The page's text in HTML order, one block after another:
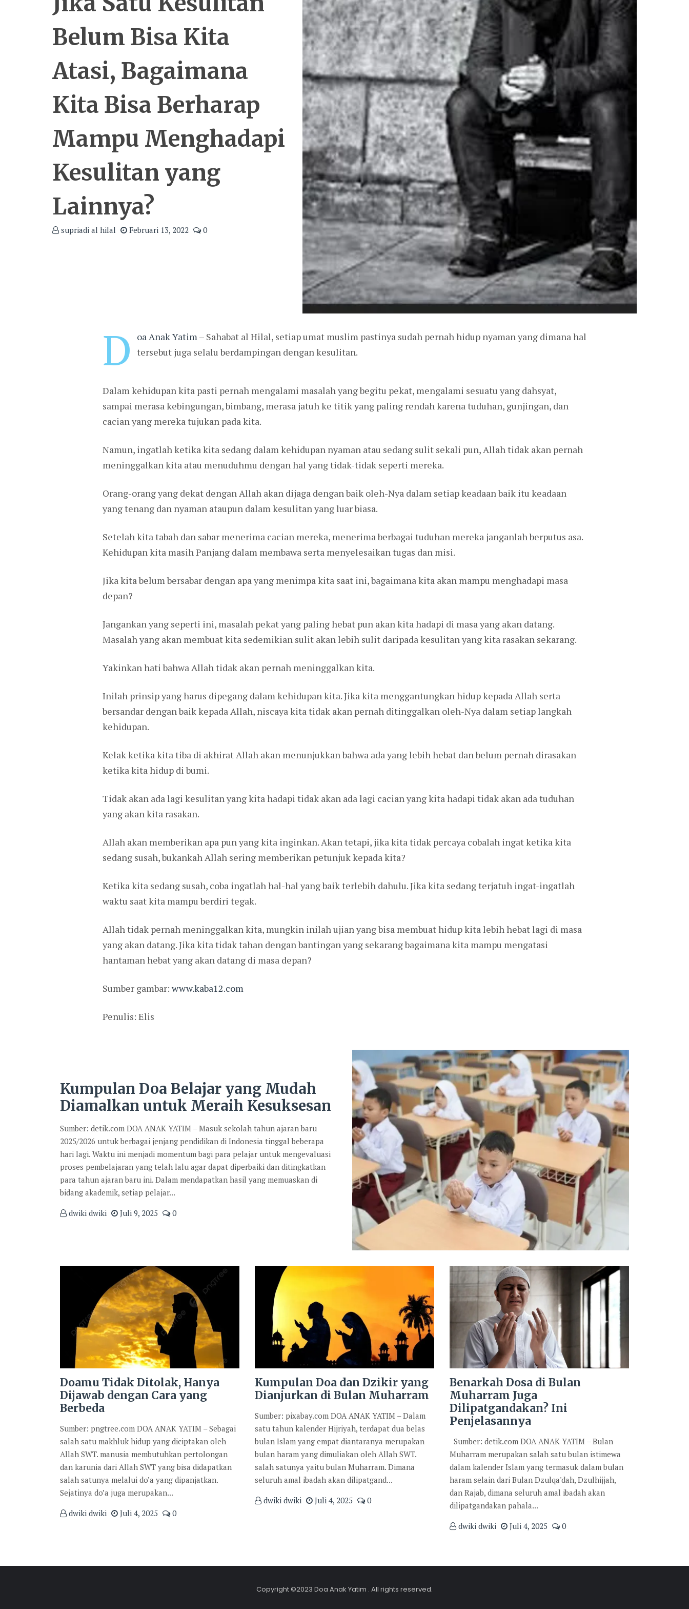
Belum Bisa Kita
Atasi, Bagaimana
Kita Bisa Berharap
Mampu Menghadapi
Kesulitan yang
Lainnya?
supriadi al hilal Februari 13, 2022 0
D oa Anak Yatim – Sahabat al Hilal, setiap umat muslim pastinya sudah pernah hidup nyaman yang dimana hal
tersebut juga selalu berdampingan dengan kesulitan.
Dalam kehidupan kita pasti pernah mengalami masalah yang begitu pekat, mengalami sesuatu yang dahsyat,
sampai merasa kebingungan, bimbang, merasa jatuh ke titik yang paling rendah karena tuduhan, gunjingan, dan
cacian yang mereka tujukan pada kita.
Namun, ingatlah ketika kita sedang dalam kehidupan nyaman atau sedang sulit sekali pun, Allah tidak akan pernah
meninggalkan kita atau menuduhmu dengan hal yang tidak-tidak seperti mereka.
Orang-orang yang dekat dengan Allah akan dijaga dengan baik oleh-Nya dalam setiap keadaan baik itu keadaan
yang tenang dan nyaman ataupun dalam kesulitan yang luar biasa.
Setelah kita tabah dan sabar menerima cacian mereka, menerima berbagai tuduhan mereka janganlah berputus asa.
Kehidupan kita masih Panjang dalam membawa serta menyelesaikan tugas dan misi.
Jika kita belum bersabar dengan apa yang menimpa kita saat ini, bagaimana kita akan mampu menghadapi masa
depan?
Jangankan yang seperti ini, masalah pekat yang paling hebat pun akan kita hadapi di masa yang akan datang.
Masalah yang akan membuat kita sedemikian sulit akan lebih sulit daripada kesulitan yang kita rasakan sekarang.
Yakinkan hati bahwa Allah tidak akan pernah meninggalkan kita.
Inilah prinsip yang harus dipegang dalam kehidupan kita. Jika kita menggantungkan hidup kepada Allah serta
bersandar dengan baik kepada Allah, niscaya kita tidak akan pernah ditinggalkan oleh-Nya dalam setiap langkah
kehidupan.
Kelak ketika kita tiba di akhirat Allah akan menunjukkan bahwa ada yang lebih hebat dan belum pernah dirasakan
ketika kita hidup di bumi.
Tidak akan ada lagi kesulitan yang kita hadapi tidak akan ada lagi cacian yang kita hadapi tidak akan ada tuduhan
yang akan kita rasakan.
Allah akan memberikan apa pun yang kita inginkan. Akan tetapi, jika kita tidak percaya cobalah ingat ketika kita
sedang susah, bukankah Allah sering memberikan petunjuk kepada kita?
Ketika kita sedang susah, coba ingatlah hal-hal yang baik terlebih dahulu. Jika kita sedang terjatuh ingat-ingatlah
waktu saat kita mampu berdiri tegak.
Allah tidak pernah meninggalkan kita, mungkin inilah ujian yang bisa membuat hidup kita lebih hebat lagi di masa
yang akan datang. Jika kita tidak tahan dengan bantingan yang sekarang bagaimana kita mampu mengatasi
hantaman hebat yang akan datang di masa depan?
Sumber gambar: www.kaba12.com
Penulis: Elis
Kumpulan Doa Belajar yang Mudah
Diamalkan untuk Meraih Kesuksesan
Sumber: detik.com DOA ANAK YATIM – Masuk sekolah tahun ajaran baru
2025/2026 untuk berbagai jenjang pendidikan di Indonesia tinggal beberapa
hari lagi. Waktu ini menjadi momentum bagi para pelajar untuk mengevaluasi
proses pembelajaran yang telah lalu agar dapat diperbaiki dan ditingkatkan
para tahun ajaran baru ini. Dalam mendapatkan hasil yang memuaskan di
bidang akademik, setiap pelajar...
dwiki dwiki
Juli 9, 2025 0
Doamu Tidak Ditolak, Hanya
Dijawab dengan Cara yang
Berbeda
Sumber: pngtree.com DOA ANAK YATIM – Sebagai
salah satu makhluk hidup yang diciptakan oleh
Allah SWT. manusia membutuhkan pertolongan
dan karunia dari Allah SWT yang bisa didapatkan
salah satunya melalui do’a yang dipanjatkan.
Sejatinya do’a juga merupakan...
dwiki dwiki
Juli 4, 2025 0
Kumpulan Doa dan Dzikir yang
Dianjurkan di Bulan Muharram
Sumber: pixabay.com DOA ANAK YATIM – Dalam
satu tahun kalender Hijriyah, terdapat dua belas
bulan Islam yang empat diantaranya merupakan
bulan haram yang dimuliakan oleh Allah SWT.
salah satunya yaitu bulan Muharram. Dimana
seluruh amal ibadah akan dilipatgand...
dwiki dwiki
Juli 4, 2025 0
Benarkah Dosa di Bulan
Muharram Juga
Dilipatgandakan? Ini
Penjelasannya
Sumber: detik.com DOA ANAK YATIM – Bulan
Muharram merupakan salah satu bulan istimewa
dalam kalender Islam yang termasuk dalam bulan
haram selain dari Bulan Dzulqa'dah, Dzulhijjah,
dan Rajab, dimana seluruh amal ibadah akan
dilipatgandakan pahala...
dwiki dwiki
Juli 4, 2025 0
Copyright ©2023 Doa Anak Yatim . All rights reserved.